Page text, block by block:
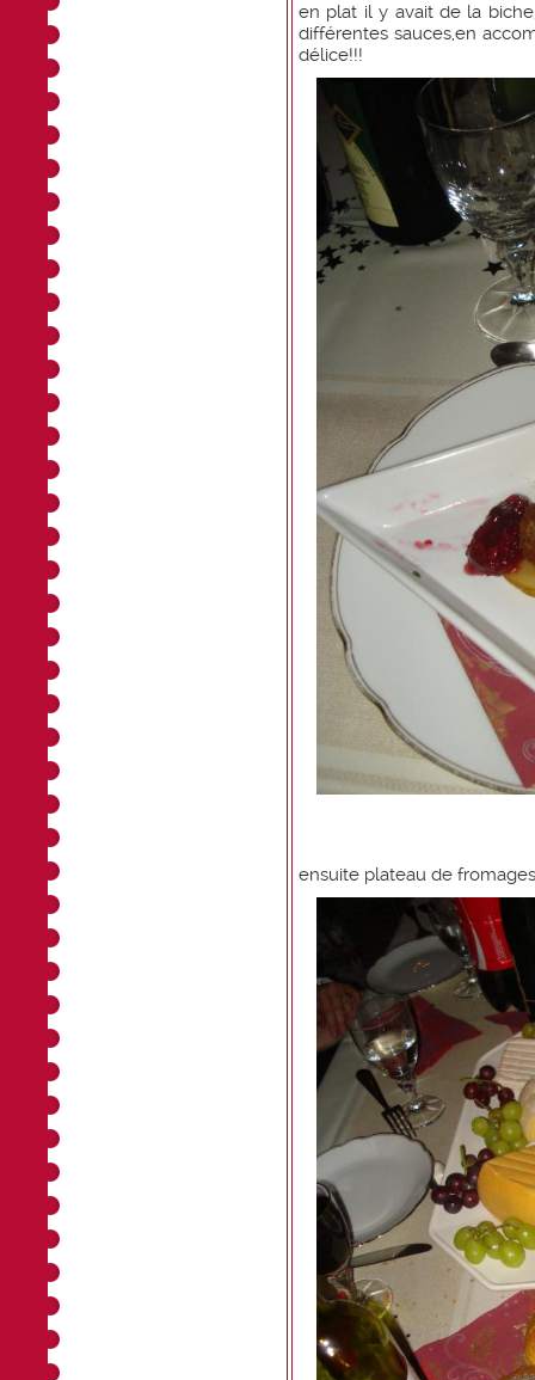
en plat il y avait de la
différentes sauces,en
délice!!!
ensuite plateau de fromages